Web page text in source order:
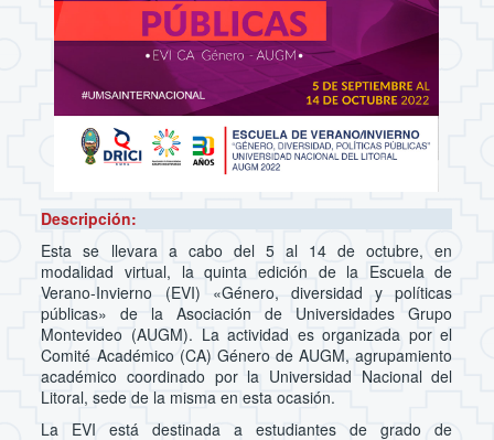
Descripción:
Esta se llevara a cabo del 5 al 14 de octubre, en
modalidad virtual, la quinta edición de la Escuela de
Verano-Invierno (EVI) «Género, diversidad y políticas
públicas» de la Asociación de Universidades Grupo
Montevideo (AUGM). La actividad es organizada por el
Comité Académico (CA) Género de AUGM, agrupamiento
académico coordinado por la Universidad Nacional del
Litoral, sede de la misma en esta ocasión.
La EVI está destinada a estudiantes de grado de